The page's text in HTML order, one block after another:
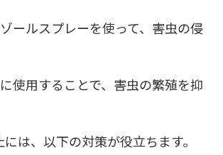
ールスプレーを使って、害虫の侵
使用することで、害虫の繁殖を抑
は、以下の対策が役立ちます。